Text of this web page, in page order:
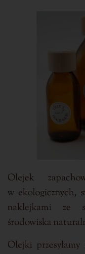
Olejek
w ekologicznych,
naklejkami ze
środowiska
Olejki